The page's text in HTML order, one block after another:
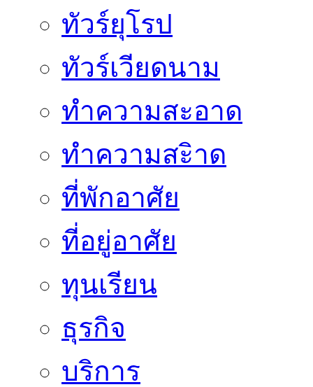
ทัวร์ยุโรป
ทัวร์เวียดนาม
ทำความสะอาด
ทำความสะิาด
ที่พักอาศัย
ที่อยู่อาศัย
ทุนเรียน
ธุรกิจ
บริการ